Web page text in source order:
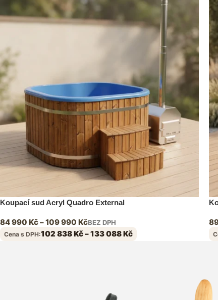
Koupací sud Acryl Quadro External
84 990 Kč–109 990 KčBEZ DPH
Cena s DPH:102 838Kč–133 088Kč